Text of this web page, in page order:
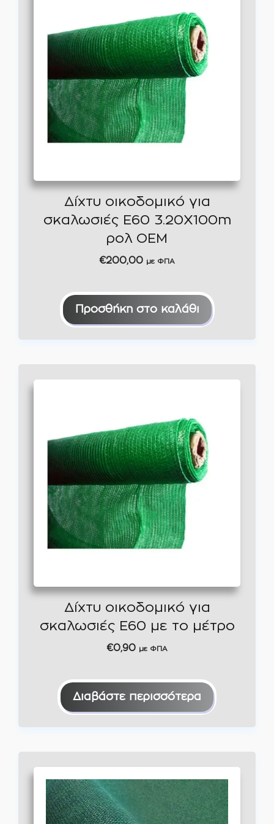
Δίχτυ οικοδομικό για
σκαλωσιές Ε60 3.20X100m
ρολ OEM
€200,00 με ΦΠΑ
Προσθήκη στο καλάθι
Δίχτυ οικοδομικό για
σκαλωσιές Ε60 με το μέτρο
€0,90 με ΦΠΑ
Διαβάστε περισσότερα